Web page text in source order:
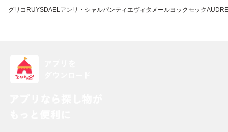
グリコ RUYSDAELアンリ・シャルパンティエヴィタメールヨックモック